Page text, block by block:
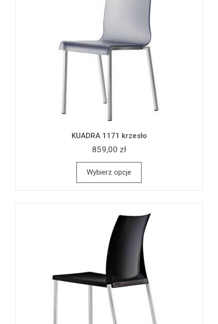
KUADRA 1171 krzesło
859,00 zł
Wybierz opcje